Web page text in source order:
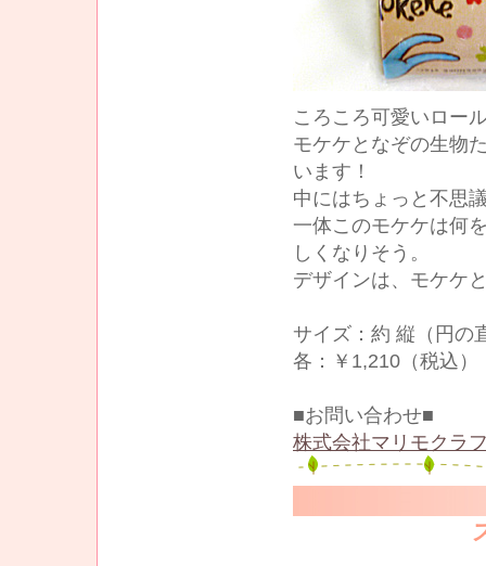
ころころ可愛いロー
モケケとなぞの生物
います！
中にはちょっと不思
一体このモケケは何
しくなりそう。
デザインは、モケケ
サイズ：約 縦（円の
各：￥1,210（税込）
■お問い合わせ■
株式会社マリモクラ